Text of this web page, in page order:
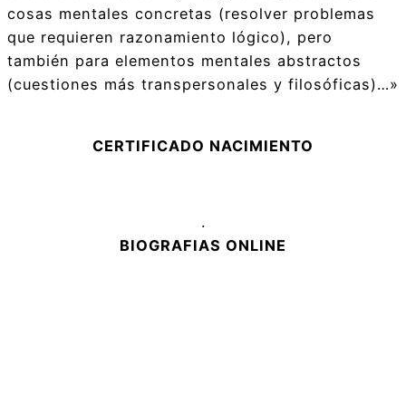
cosas mentales concretas (resolver problemas
que requieren razonamiento lógico), pero
también para elementos mentales abstractos
(cuestiones más transpersonales y filosóficas)…»
CERTIFICADO NACIMIENTO
.
BIOGRAFIAS ONLINE